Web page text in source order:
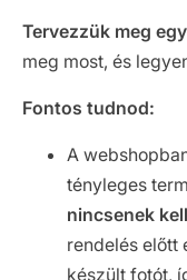
Tervezzük meg
meg most, és
Fontos tudnod:
A
tényleges
nincsenek
rendelés előtt
készült fotót,